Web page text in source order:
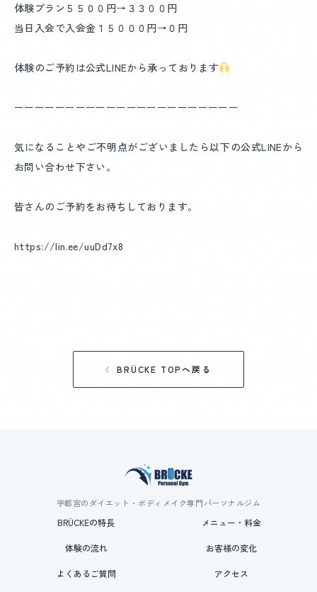
体験プラン５５００円→３３００円
当日入会で入会金１５０００円→０円
体験のご予約は公式LINEから承っております
ーーーーーーーーーーーーーーーーーーーーーー
気になることやご不明点がございましたら以下の公式LINEから
お問い合わせ下さい。
皆さんのご予約をお待ちしております。
https://lin.ee/uuDd7x8
BRÜCKE TOPへ戻る
宇都宮のダイエット・ボディメイク専門パーソナルジム
BRÜCKEの特長 メニュー・料金
体験の流れ お客様の変化
よくあるご質問 アクセス